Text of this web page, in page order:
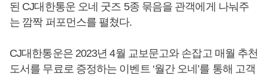
된 CJ대한통운 오네 굿즈 5종 묶음을 관객에게 나눠주
는 깜짝 퍼포먼스를 펼쳤다.
CJ대한통운은 2023년 4월 교보문고와 손잡고 매월 추천
도서를 무료로 증정하는 이벤트 ‘월간 오네’를 통해 고객